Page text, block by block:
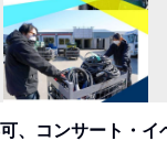
、コンサート・イ